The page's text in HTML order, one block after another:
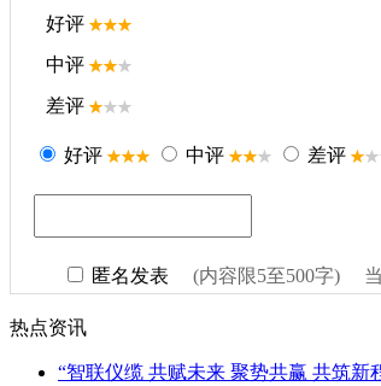
热点资讯
“智联仪缆 共赋未来 聚势共赢 共筑